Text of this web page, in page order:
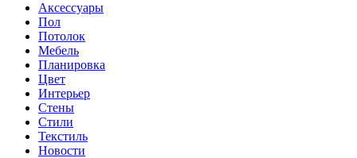
Аксессуары
Пол
Потолок
Мебель
Планировка
Цвет
Интерьер
Стены
Стили
Текстиль
Новости